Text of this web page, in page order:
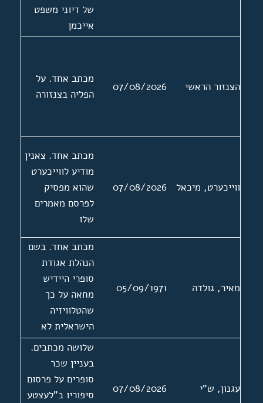
לפטר את צאנין
של דיוני משפט
אייכמן
הצנזור הראשי 07/08/2026
מכתב אחד. על
הפליה בצנזורה
ווייכערט, מיכאל 07/08/2026
מכתב אחד. צאנין
מודיע לווייכערט
שהוא מפסיק
לפרסם מאמרים
שלו
מאיר, גולדה 05/09/1971
מכתב אחד. בשם
הנהלת אגודת
סופרי היידיש
מחאה על כך
שהטלוויזיה
הישראלית לא
משלבת תוכניות
ביידיש
עגנון, ש"י 07/08/2026
שלושה מכתבים.
בעניין שכר
סופרים על פרסום
סיפוריו ב"לעצטע